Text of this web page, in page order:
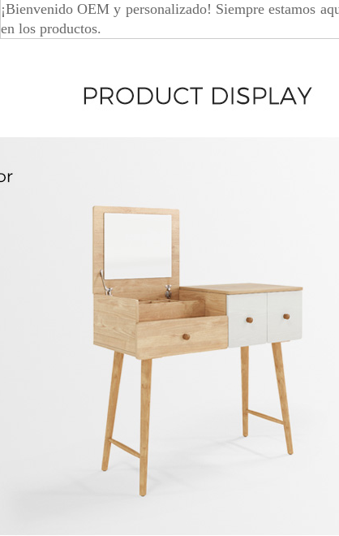
¡Bienvenido OEM y personalizado! Siempre estamos
en los productos.